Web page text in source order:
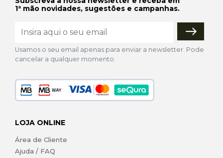
1ª mão novidades, sugestões e campanhas.
Usamos o seu email apenas para enviar a newsletter. Pode
cancelar a qualquer momento.
LOJA ONLINE
Área de Cliente
Ajuda / FAQ